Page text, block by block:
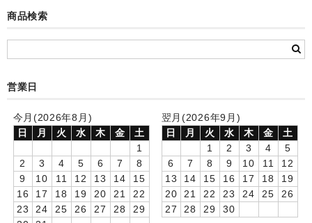
音声時計(集合)
目覚まし時計(個別)
知育時計
制服メモリー
お絵かきギャラリー
自作オリジナル時計
商品検索
営業日
今月(2026年8月)
日
月 火 水 木 金
土
1
2
3 4 5 6 7
8
9
10 11 12 13 14
15
16
17 18 19 20 21
22
23
24 25 26 27 28
29
翌月(2026年9月)
日
月 火 水 木 金
土
1
2 3 4
5
6
7 8 9 10 11
12
13
14 15 16 17 18
19
20
21 22 23 24 25
26
27
28 29 30